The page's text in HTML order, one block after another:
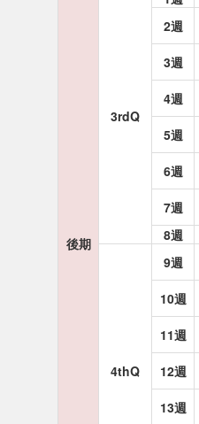
後期
3rdQ
2週
3週
4週
5週
6週
7週
8週
4thQ
9週
10週
11週
12週
13週